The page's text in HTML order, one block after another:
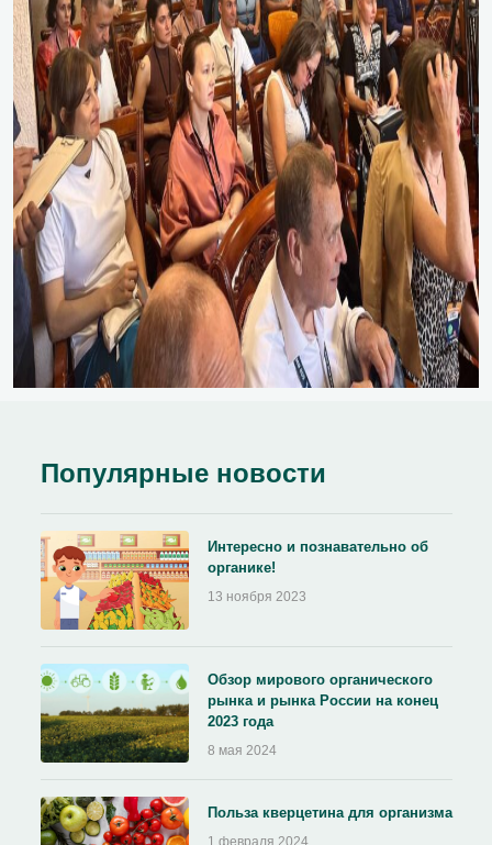
Популярные новости
Интересно и познавательно об
органике!
13 ноября 2023
Обзор мирового органического
рынка и рынка России на конец
2023 года
8 мая 2024
Польза кверцетина для организма
1 февраля 2024